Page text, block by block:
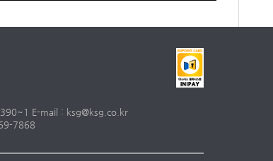
E-mail : ksg@ksg.co.kr
7868